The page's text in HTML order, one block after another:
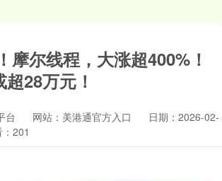
摩尔线程，大涨超400%！
28万元！
台 网站：美港通官方入口
日期：2026-02-
201